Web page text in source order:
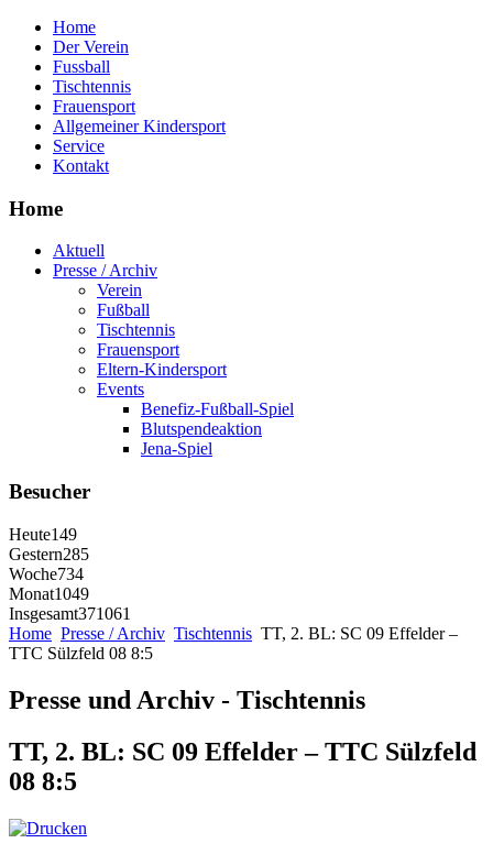
Home
Der Verein
Fussball
Tischtennis
Frauensport
Allgemeiner Kindersport
Service
Kontakt
Home
Aktuell
Presse / Archiv
Verein
Fußball
Tischtennis
Frauensport
Eltern-Kindersport
Events
Benefiz-Fußball-Spiel
Blutspendeaktion
Jena-Spiel
Besucher
Heute149
Gestern285
Woche734
Monat1049
Insgesamt371061
Home Presse / Archiv Tischtennis TT, 2. BL: SC 09 Effelder –
TTC Sülzfeld 08 8:5
Presse und Archiv - Tischtennis
TT, 2. BL: SC 09 Effelder – TTC Sülzfeld
08 8:5